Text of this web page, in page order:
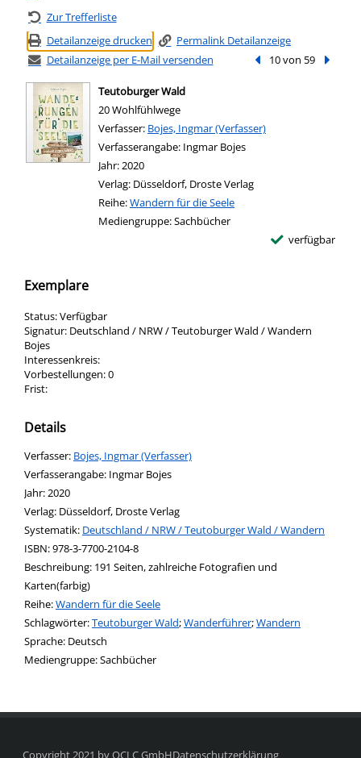
Zur Trefferliste
Detailanzeige drucken
Permalink Detailanzeige
Detailanzeige per E-Mail versenden
Vorheriger Treffer
10 von 59
Teutoburger Wald
20 Wohlfühlwege
Verfasser: Suche nach diesem Verfasser
Bojes, Ingmar (Verfasser)
Verfasserangabe: Ingmar Bojes
Jahr:2020
Verlag: Düsseldorf, Droste Verlag
Reihe:Wandern für die Seele
Mediengruppe:Sachbücher
verfügbar
Exemplare
Status:Verfügbar
Signatur: Deutschland / NRW / Teutoburger Wald / Wandern
Bojes
Interessenkreis:
Vorbestellungen:0
Frist:
Details
Verfasser: Suche nach diesem Verfasser
Bojes, Ingmar (Verfasser)
Verfasserangabe: Ingmar Bojes
Jahr:2020
Verlag: Düsseldorf, Droste Verlag
opens in new tab
Diesen Link in neuem Tab öffnen
Systematik: Suche nach dieser Systematik
Deutschland / NRW / Teutoburger Wald / Wandern
Suche nach diesem Interessenskreis
ISBN:978-3-7700-2104-8
Beschreibung: 191 Seiten, zahlreiche Fotografien und
Karten(farbig)
Reihe:Wandern für die Seele
Schlagwörter:Teutoburger Wald;Wanderführer;Wandern
Suche nach dieser Beteiligten Person
Sprache: Deutsch
Mediengruppe:Sachbücher
Copyright 2021 by OCLC GmbHDatenschutzerklärung